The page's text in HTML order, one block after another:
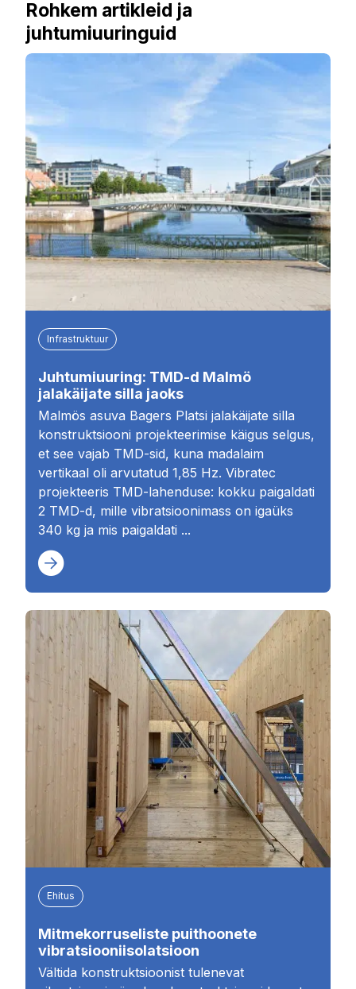
Rohkem artikleid ja
juhtumiuuringuid
Infrastruktuur
Juhtumiuuring: TMD-d Malmö
jalakäijate silla jaoks
Malmös asuva Bagers Platsi jalakäijate silla
konstruktsiooni projekteerimise käigus selgus,
et see vajab TMD-sid, kuna madalaim
vertikaal oli arvutatud 1,85 Hz. Vibratec
projekteeris TMD-lahenduse: kokku paigaldati
2 TMD-d, mille vibratsioonimass on igaüks
340 kg ja mis paigaldati ...
Ehitus
Mitmekorruseliste puithoonete
vibratsiooniisolatsioon
Vältida konstruktsioonist tulenevat